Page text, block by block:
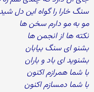
سنگ خارا را گواه این دل
مو به مو دارم سخن ها
نکته ها از انجمن ها
بشنو ای سنگ بیابان
بشنوید ای باد و باران
با شما همرازم اکنون
با شما دمسازم اکنون